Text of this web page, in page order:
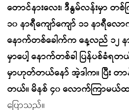
တောင်နားလေး၊ ဒီနွမ်လန်းမှာ တ
၁၀ နာရီကျော်ကျော် ၁၁ နာရီလေ
နောက်တစ်ခေါက်က နေ့လည် ၁၂ နာ
မှာပေါ့ နောက်တစ်ခါ ပြန်ပစ်ခံရတ
မှာဟုတ်တယ်နော် အဲ့ဒါက။ ပြီး တာ
တယ်။ မိနစ် ၄၀ လောက်ကြာမ
ပြောသည်။